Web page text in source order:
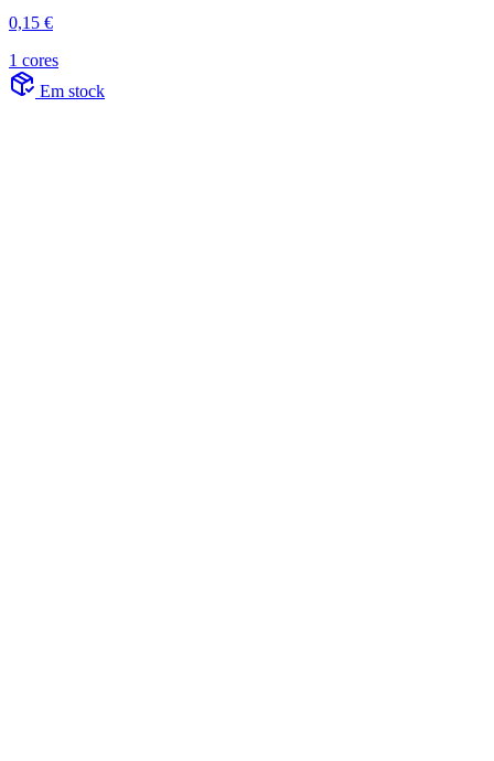
0,15 €
1 cores
Em stock